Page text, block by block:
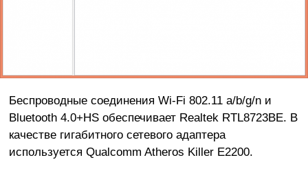
Беспроводные соединения Wi-Fi 802.11 a/b/g/n и
Bluetooth 4.0+HS обеспечивает Realtek RTL8723BE. В
качестве гигабитного сетевого адаптера
используется Qualcomm Atheros Killer E2200.